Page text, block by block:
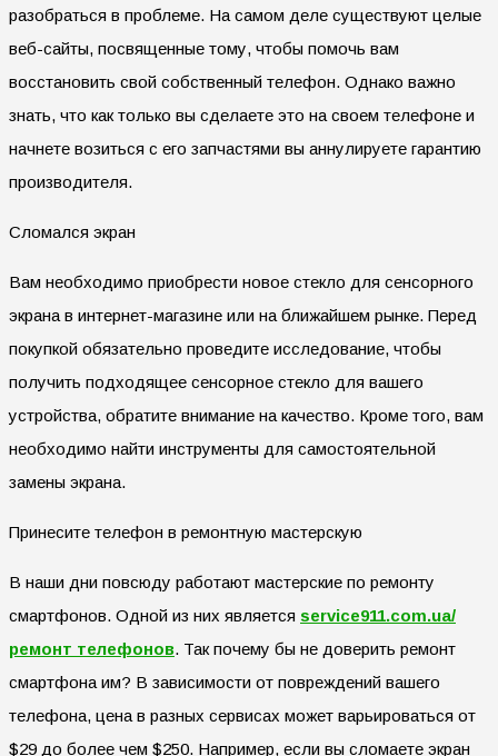
разобраться в проблеме. На самом деле существуют целые
веб-сайты, посвященные тому, чтобы помочь вам
восстановить свой собственный телефон. Однако важно
знать, что как только вы сделаете это на своем телефоне и
начнете возиться с его запчастями вы аннулируете гарантию
производителя.
Сломался экран
Вам необходимо приобрести новое стекло для сенсорного
экрана в интернет-магазине или на ближайшем рынке. Перед
покупкой обязательно проведите исследование, чтобы
получить подходящее сенсорное стекло для вашего
устройства, обратите внимание на качество. Кроме того, вам
необходимо найти инструменты для самостоятельной
замены экрана.
Принесите телефон в ремонтную мастерскую
В наши дни повсюду работают мастерские по ремонту
смартфонов. Одной из них является service911.com.ua/
ремонт телефонов. Так почему бы не доверить ремонт
смартфона им? В зависимости от повреждений вашего
телефона, цена в разных сервисах может варьироваться от
$29 до более чем $250. Например, если вы сломаете экран